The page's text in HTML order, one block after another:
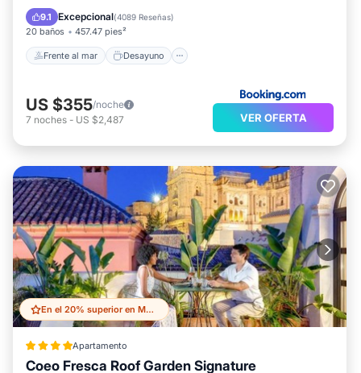
9.1 Excepcional(4089 Reseñas)
20 baños 457.47 pies²
Frente al mar Desayuno
Aparcamiento
US $355/noche
7 noches - US $2,487 VER OFERTA
En el 20% superior en Malaga Historic Centre
Apartamento
Coeo Fresca Roof Garden Signature